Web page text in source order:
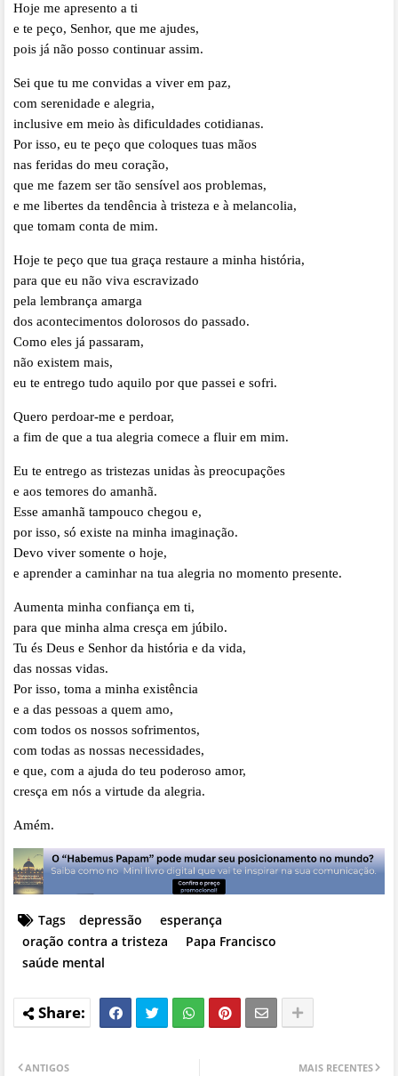
Hoje me apresento a ti
e te peço, Senhor, que me ajudes,
pois já não posso continuar assim.
Sei que tu me convidas a viver em paz,
com serenidade e alegria,
inclusive em meio às dificuldades cotidianas.
Por isso, eu te peço que coloques tuas mãos
nas feridas do meu coração,
que me fazem ser tão sensível aos problemas,
e me libertes da tendência à tristeza e à melancolia,
que tomam conta de mim.
Hoje te peço que tua graça restaure a minha história,
para que eu não viva escravizado
pela lembrança amarga
dos acontecimentos dolorosos do passado.
Como eles já passaram,
não existem mais,
eu te entrego tudo aquilo por que passei e sofri.
Quero perdoar-me e perdoar,
a fim de que a tua alegria comece a fluir em mim.
Eu te entrego as tristezas unidas às preocupações
e aos temores do amanhã.
Esse amanhã tampouco chegou e,
por isso, só existe na minha imaginação.
Devo viver somente o hoje,
e aprender a caminhar na tua alegria no momento presente.
Aumenta minha confiança em ti,
para que minha alma cresça em júbilo.
Tu és Deus e Senhor da história e da vida,
das nossas vidas.
Por isso, toma a minha existência
e a das pessoas a quem amo,
com todos os nossos sofrimentos,
com todas as nossas necessidades,
e que, com a ajuda do teu poderoso amor,
cresça em nós a virtude da alegria.
Amém.
Tags depressão
esperança
oração contra a tristeza
Papa Francisco
saúde mental
MAIS RECENTES
ANTIGOS